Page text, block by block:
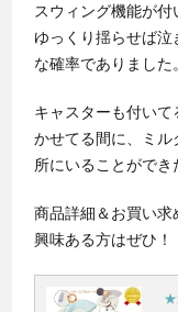
スウィング機能が
ゆっくり揺らせば泣
な確率でありました
キャスターも付い
かせてる間に、ミル
所にいることができ
商品詳細＆お買い求
興味ある方はぜひ！
★